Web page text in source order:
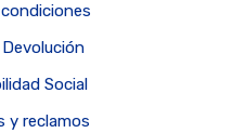
Social
y reclamos